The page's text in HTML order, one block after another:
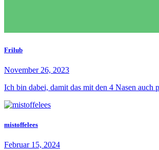
Frilub
November 26, 2023
Ich bin dabei, damit das mit den 4 Nasen auch
mistoffelees
Februar 15, 2024